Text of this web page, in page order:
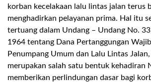
korban kecelakaan lalu lintas jalan terus
menghadirkan pelayanan prima. Hal itu
tertuang dalam Undang – Undang No.
1964 tentang Dana Pertanggungan
Penumpang Umum dan Lalu Lintas
merupakan salah satu bentuk kehadiran
memberikan perlindungan dasar bagi